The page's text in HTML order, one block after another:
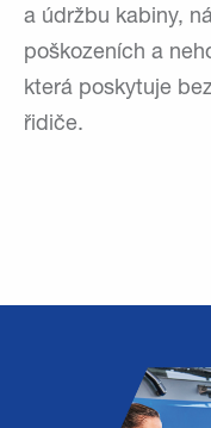
a údržbu kabiny,
poškozeních a
která poskytuje
řidiče.